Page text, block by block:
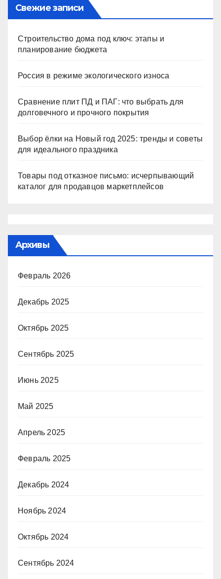
Свежие записи
Строительство дома под ключ: этапы и
планирование бюджета
Россия в режиме экологического износа
Сравнение плит ПД и ПАГ: что выбрать для
долговечного и прочного покрытия
Выбор ёлки на Новый год 2025: тренды и советы
для идеального праздника
Товары под отказное письмо: исчерпывающий
каталог для продавцов маркетплейсов
Архивы
Февраль 2026
Декабрь 2025
Октябрь 2025
Сентябрь 2025
Июнь 2025
Май 2025
Апрель 2025
Февраль 2025
Декабрь 2024
Ноябрь 2024
Октябрь 2024
Сентябрь 2024